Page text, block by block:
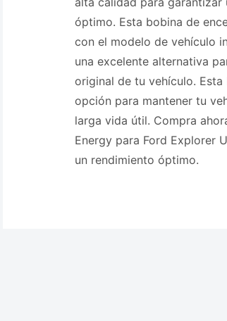
óptimo. Esta bobina de
con el modelo de vehículo
una excelente alternativa
original de tu vehículo.
opción para mantener tu
larga vida útil. Compra
Energy para Ford Explorer
un rendimiento óptimo.